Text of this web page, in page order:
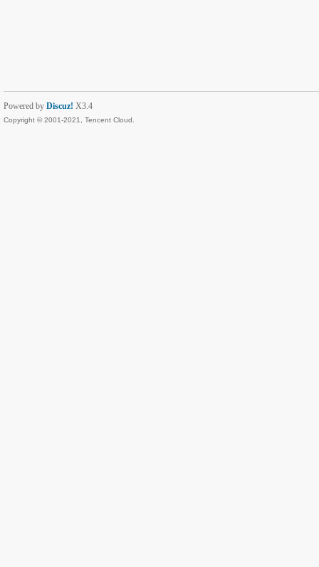
Powered by Discuz! X3.4
Copyright © 2001-2021, Tencent Cloud.